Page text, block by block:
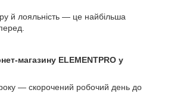
й лояльність — це найбільша
магазину ELEMENTPRO у
— скорочений робочий день до